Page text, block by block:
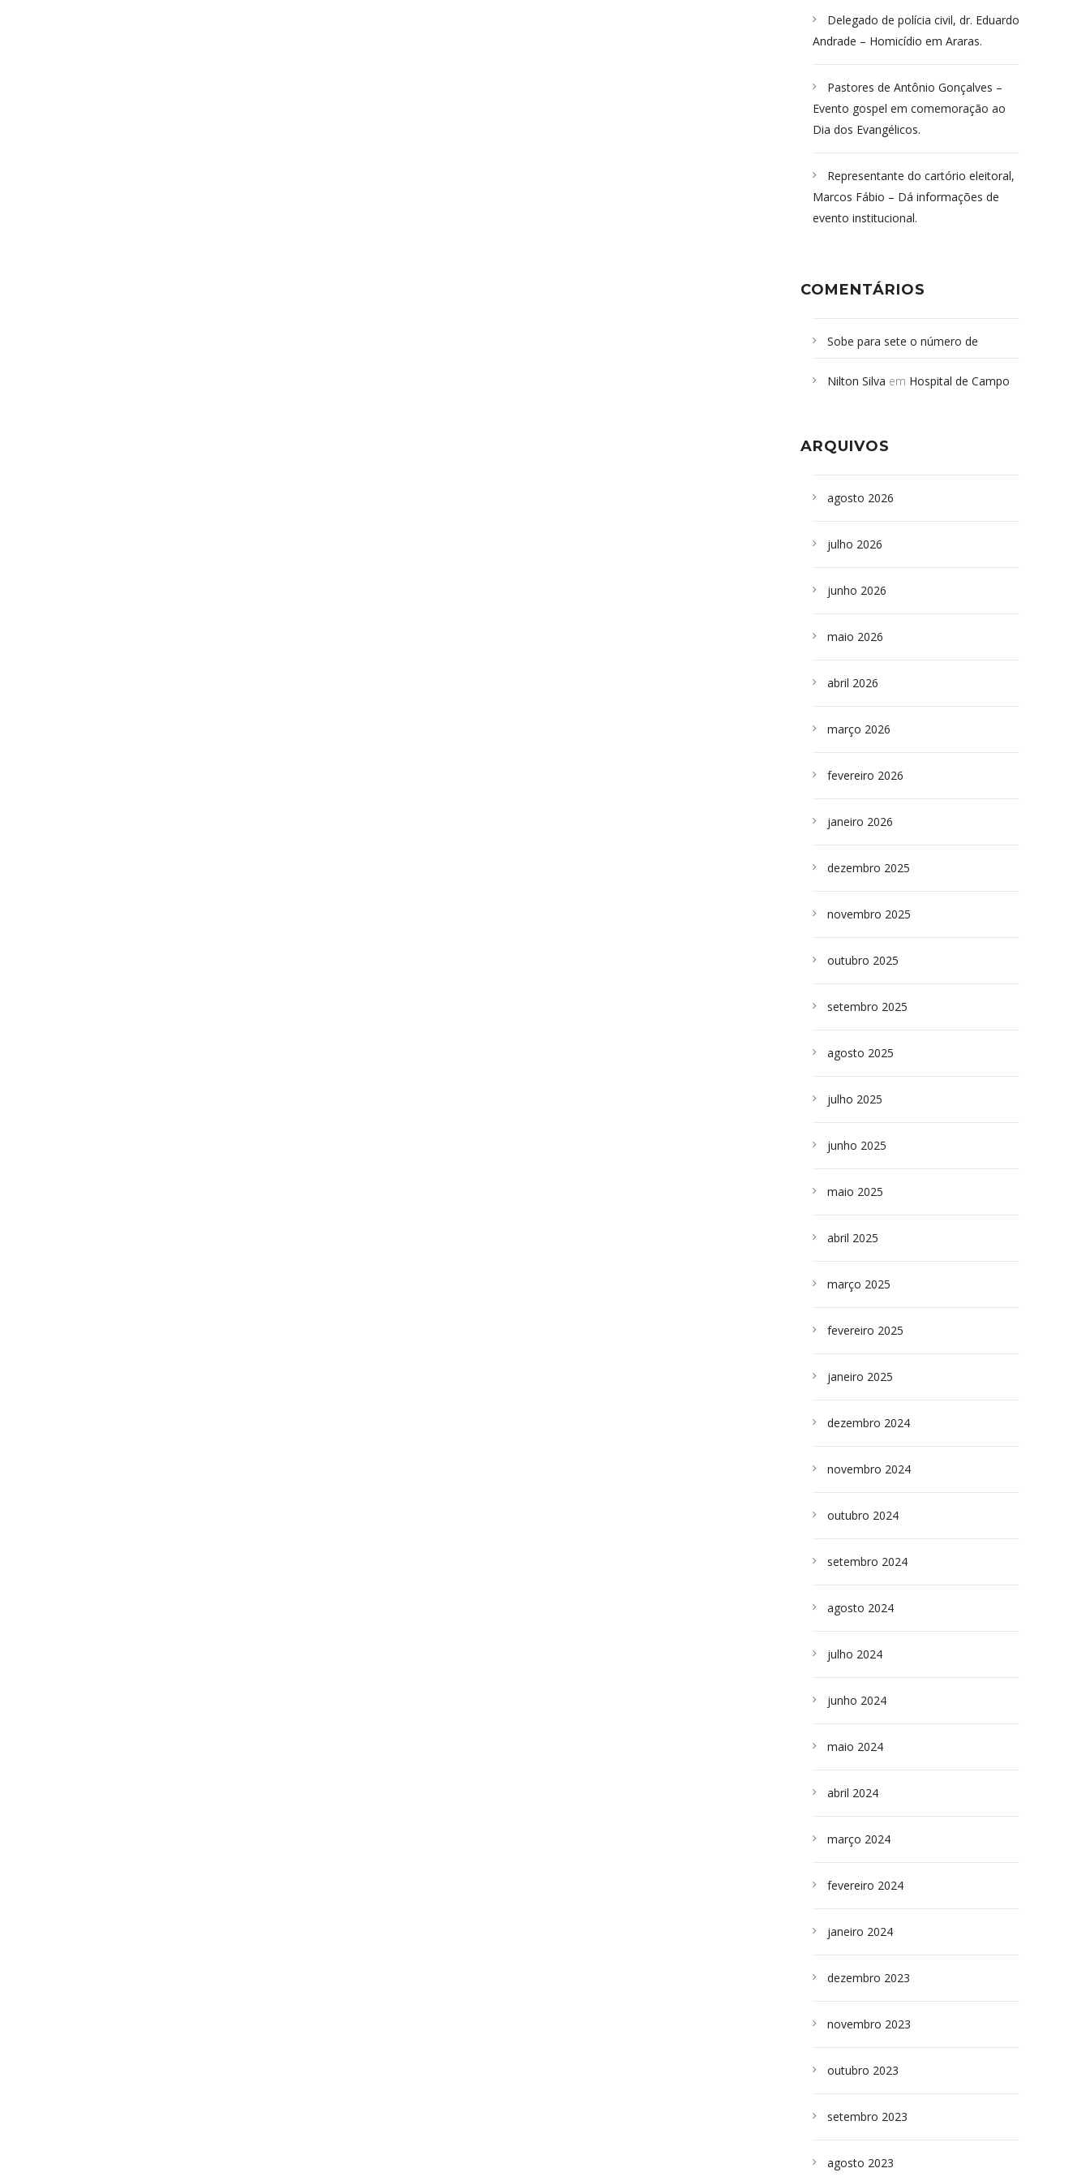
Delegado de polícia civil, dr. Eduardo
Andrade – Homicídio em Araras.
Pastores de Antônio Gonçalves –
Evento gospel em comemoração ao
Dia dos Evangélicos.
Representante do cartório eleitoral,
Marcos Fábio – Dá informações de
evento institucional.
COMENTÁRIOS
Sobe para sete o número de
desabamento em São Paulo - Revista
sepultados em SP
Nilton Silva em Hospital de Campo
ARQUIVOS
agosto 2026
julho 2026
junho 2026
maio 2026
abril 2026
março 2026
fevereiro 2026
janeiro 2026
dezembro 2025
novembro 2025
outubro 2025
setembro 2025
agosto 2025
julho 2025
junho 2025
maio 2025
abril 2025
março 2025
fevereiro 2025
janeiro 2025
dezembro 2024
novembro 2024
outubro 2024
setembro 2024
agosto 2024
julho 2024
junho 2024
maio 2024
abril 2024
março 2024
fevereiro 2024
janeiro 2024
dezembro 2023
novembro 2023
outubro 2023
setembro 2023
agosto 2023